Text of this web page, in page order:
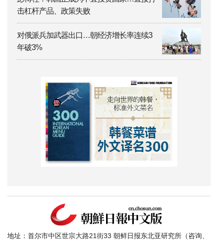
击杠杆产品、政策失败
对俄派兵加武器出口…朝经济增长率连续3
年破3%
地址：首尔市中区世宗大路21街33 朝鲜日报东北亚研究所（咨询、